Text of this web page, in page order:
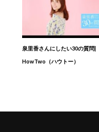
泉里香さんにしたい30の質問|
HowTwo（ハウトー）